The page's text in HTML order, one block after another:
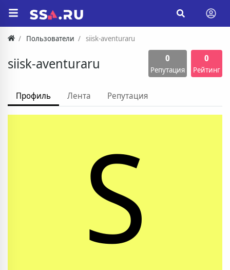
Пользователи siisk-aventuraru
siisk-aventuraru 0
Репутация
0
Рейтинг
Профиль Лента Репутация
S